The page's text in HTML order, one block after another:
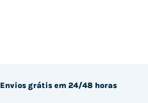
Envios grátis em 24/48 horas